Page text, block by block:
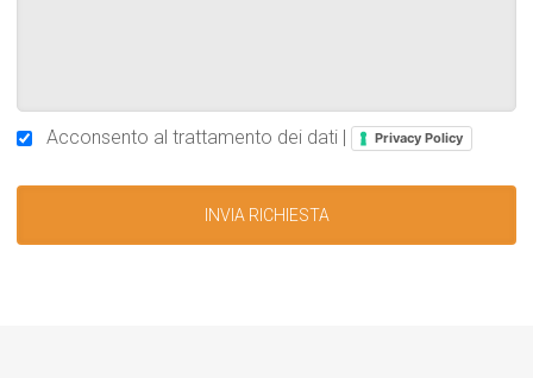
Acconsento al trattamento dei dati | Privacy Policy